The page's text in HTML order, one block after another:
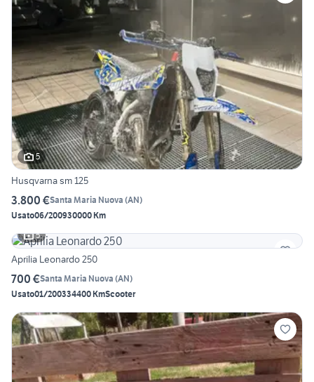
5
Husqvarna sm 125
3.800 €Santa Maria Nuova (AN)
Usato06/200930000 Km
5
Aprilia Leonardo 250
700 €Santa Maria Nuova (AN)
Usato01/200334400 KmScooter